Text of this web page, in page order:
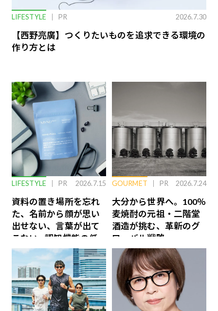
LIFESTYLE PR 2026.7.30
【西野亮廣】つくりたいものを追求できる環境の
作り方とは
LIFESTYLE PR 2026.7.15
資料の置き場所を忘れ
た、名前から顔が思い
出せない、言葉が出て
こない…認知機能の低
下を救う、脳のインナ
ーケアとは
GOURMET PR 2026.7.24
大分から世界へ。100％
麦焼酎の元祖・二階堂
酒造が挑む、革新のグ
ローバル戦略